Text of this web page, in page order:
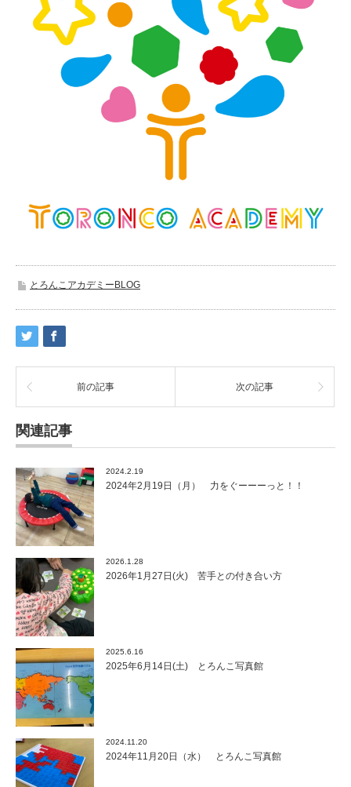
とろんこアカデミーBLOG
前の記事 次の記事
関連記事
2024.2.19
2024年2月19日（月） 力をぐーーーっと！！
2026.1.28
2026年1月27日(火) 苦手との付き合い方
2025.6.16
2025年6月14日(土) とろんこ写真館
2024.11.20
2024年11月20日（水） とろんこ写真館